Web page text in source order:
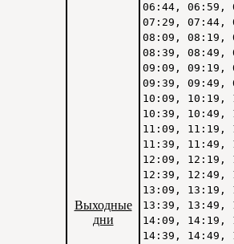
Выходные
дни
06:44, 06:59,
07:29, 07:44,
08:09, 08:19,
08:39, 08:49,
09:09, 09:19,
09:39, 09:49,
10:09, 10:19,
10:39, 10:49,
11:09, 11:19,
11:39, 11:49,
12:09, 12:19,
12:39, 12:49,
13:09, 13:19,
13:39, 13:49,
14:09, 14:19,
14:39, 14:49,